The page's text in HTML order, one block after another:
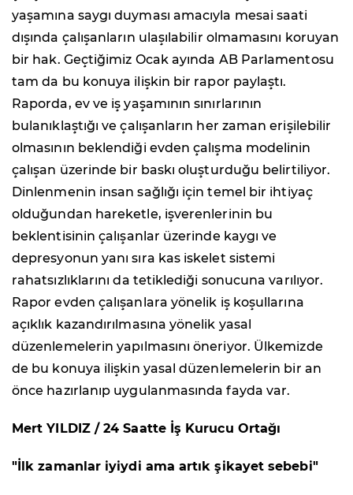
yaşamına saygı duyması amacıyla mesai saati
dışında çalışanların ulaşılabilir olmamasını koruyan
bir hak. Geçtiğimiz Ocak ayında AB Parlamentosu
tam da bu konuya ilişkin bir rapor paylaştı.
Raporda, ev ve iş yaşamının sınırlarının
bulanıklaştığı ve çalışanların her zaman erişilebilir
olmasının beklendiği evden çalışma modelinin
çalışan üzerinde bir baskı oluşturduğu belirtiliyor.
Dinlenmenin insan sağlığı için temel bir ihtiyaç
olduğundan hareketle, işverenlerinin bu
beklentisinin çalışanlar üzerinde kaygı ve
depresyonun yanı sıra kas iskelet sistemi
rahatsızlıklarını da tetiklediği sonucuna varılıyor.
Rapor evden çalışanlara yönelik iş koşullarına
açıklık kazandırılmasına yönelik yasal
düzenlemelerin yapılmasını öneriyor. Ülkemizde
de bu konuya ilişkin yasal düzenlemelerin bir an
önce hazırlanıp uygulanmasında fayda var.
Mert YILDIZ / 24 Saatte İş Kurucu Ortağı
"İlk zamanlar iyiydi ama artık şikayet sebebi"